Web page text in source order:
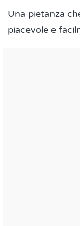
Una pietanza
piacevole e